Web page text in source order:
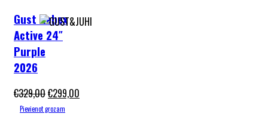
Gust Rebex
Active 24″
Purple
2026
€329,00€299,00
Pievienot grozam